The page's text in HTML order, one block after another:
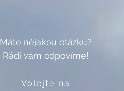
Máte nějakou otázku?
Rádi vám odpovíme!
Volejte na